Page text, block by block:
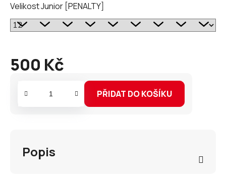
Velikost Junior [PENALTY]
500 Kč
Měrná
PŘIDAT DO KOŠÍKU
Popis